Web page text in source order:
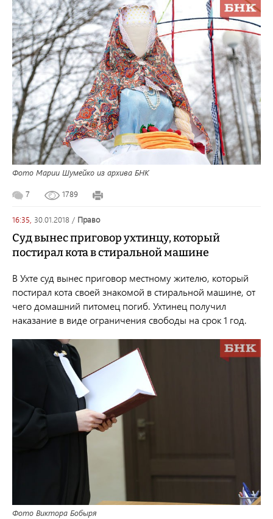
Фото Марии Шумейко из архива БНК
7 1789
16:35, 30.01.2018 / право
Суд вынес приговор ухтинцу, который
постирал кота в стиральной машине
В Ухте суд вынес приговор местному жителю, который
постирал кота своей знакомой в стиральной машине, от
чего домашний питомец погиб. Ухтинец получил
наказание в виде ограничения свободы на срок 1 год.
Фото Виктора Бобыря